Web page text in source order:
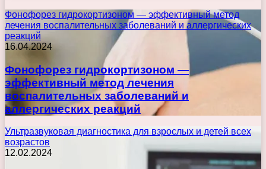
Фонофорез гидрокортизоном — эффективный метод
лечения воспалительных заболеваний и аллергических
реакций
16.04.2024
Фонофорез гидрокортизоном —
эффективный метод лечения
воспалительных заболеваний и
аллергических реакций
Ультразвуковая диагностика для взрослых и детей всех
возрастов
12.02.2024